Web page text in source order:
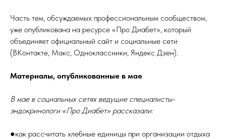
Часть тем, обсуждаемых профессиональным сообществом,
уже опубликована на ресурсе «Про Диабет», который
объединяет официальный сайт и социальные сети
(ВКонтакте, Макс, Одноклассники, Яндекс Дзен).
Материалы, опубликованные в мае
В мае в социальных сетях ведущие специалисты-
эндокринологи «Про Диабет» рассказали:
●как рассчитать хлебные единицы при организации отдыха